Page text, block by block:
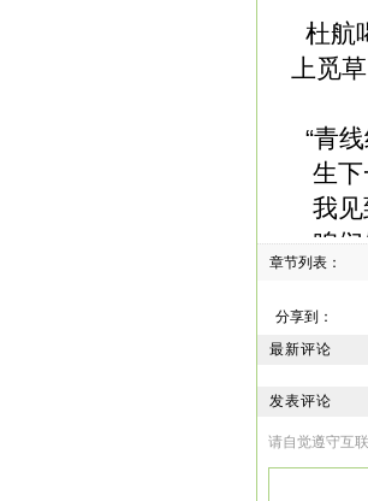
杜航
上觅
“青
生下
我见
咱们
杜航
朵朵
“蓝天
章节列表：
分享到：
最新评论
发表评论
请自觉遵守互